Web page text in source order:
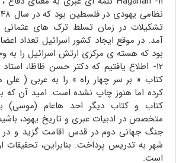
تشکیلات در زمان تسلط ترک های
آمد. در موقع ایجاد کشور اسرائیل تعداد
بود که هسته ی مرکزی ارتش اسرائیل را به
۱۲- اطلاع یافتیم که دکتر حسن ظاظا،
کتاب « بر سر چهار راه » را به عربی ( علی
کرده اما هنوز چاپ نشده است. امید آن
کتاب و کتاب دیگر احد هاعام (موسی)
متخصص در ادبیات عبری و تاریخ یهود،
جنگ جهانی دوم در قدس اقامت گزید و در
شهر به تدریس پرداخت. بنابراین،
است.